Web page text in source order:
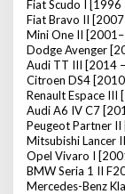
Fiat Scudo I [1996
Fiat Bravo II
Mini One II
Dodge Avenger
Audi TT III [2014
Citroen DS4 [2010
Renault Espace III
Audi A6 IV C7
Peugeot Partner II
Mitsubishi Lancer
Opel Vivaro I
BMW Seria 1 II
Mercedes-Benz